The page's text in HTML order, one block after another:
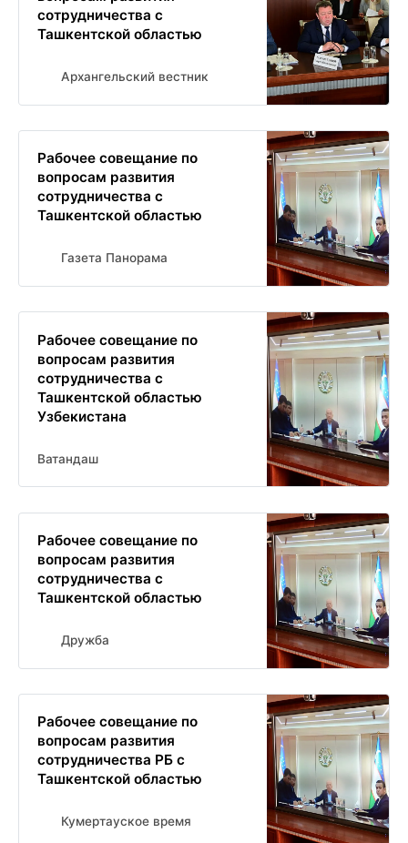
сотрудничества с
Ташкентской областью
Архангельский вестник
Рабочее совещание по
вопросам развития
сотрудничества с
Ташкентской областью
Газета Панорама
Рабочее совещание по
вопросам развития
сотрудничества с
Ташкентской областью
Узбекистана
Ватандаш
Рабочее совещание по
вопросам развития
сотрудничества с
Ташкентской областью
Дружба
Рабочее совещание по
вопросам развития
сотрудничества РБ с
Ташкентской областью
Кумертауское время